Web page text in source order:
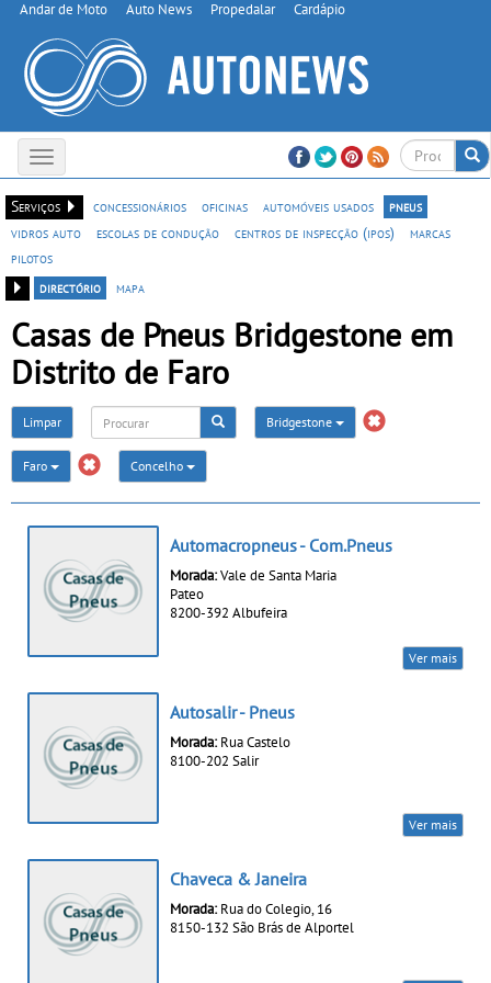
Andar de Moto Auto News Propedalar Cardápio
Toggle
navigation
Serviços
concessionários oficinas automóveis usados
pneus
vidros auto
escolas de condução centros de inspecção (ipos)
marcas
pilotos
directório
mapa
Casas de Pneus Bridgestone em
Distrito de Faro
Limpar Bridgestone
Faro Concelho
Automacropneus - Com.Pneus
Morada:Vale de Santa Maria
Pateo
8200-392 Albufeira
Ver mais
Autosalir - Pneus
Morada: Rua Castelo
8100-202 Salir
Ver mais
Chaveca & Janeira
Morada: Rua do Colegio, 16
8150-132 São Brás de Alportel